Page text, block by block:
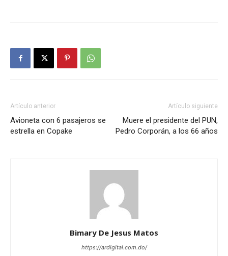
Artículo anterior
Avioneta con 6 pasajeros se
estrella en Copake
Artículo siguiente
Muere el presidente del PUN,
Pedro Corporán, a los 66 años
Bimary De Jesus Matos
https://ardigital.com.do/